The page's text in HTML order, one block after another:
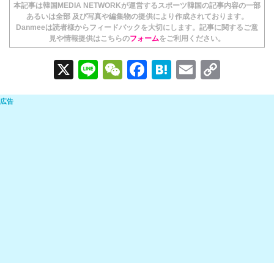
本記事は韓国MEDIA NETWORKが運営するスポーツ韓国の記事内容の一部
あるいは全部 及び写真や編集物の提供により作成されております。
Danmeeは読者様からフィードバックを大切にします。記事に関するご意
見や情報提供はこちらのフォームをご利用ください。
X
Li
n
W
e
F
a
H
at
E
m o